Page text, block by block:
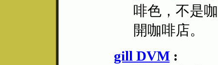
啡色，不是
開咖啡店。
gill DVM: